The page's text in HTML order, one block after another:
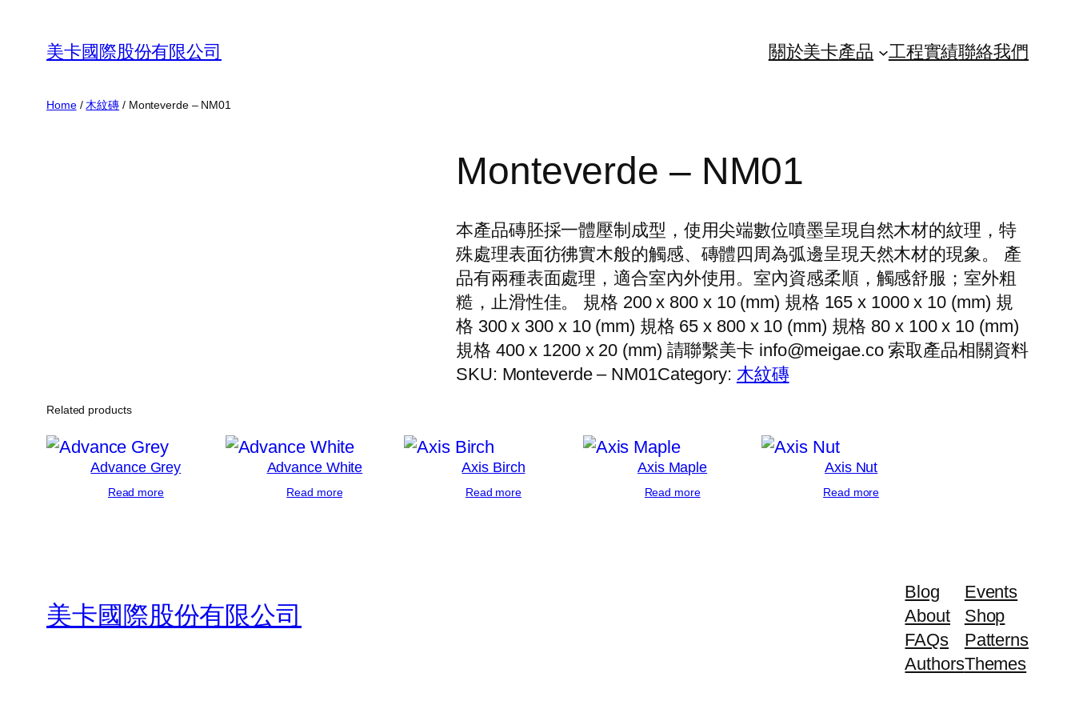
content
美卡國際股份有限公司 關於美卡產品 工程實績聯絡我們
Home/ 木紋磚 / Monteverde – NM01
Monteverde – NM01
本產品磚胚採一體壓制成型，使用尖端數位噴墨呈現自然木材的紋理，特
殊處理表面彷彿實木般的觸感、磚體四周為弧邊呈現天然木材的現象。 產
品有兩種表面處理，適合室內外使用。室內資感柔順，觸感舒服；室外粗
糙，止滑性佳。 規格 200 x 800 x 10 (mm) 規格 165 x 1000 x 10 (mm) 規
格 300 x 300 x 10 (mm) 規格 65 x 800 x 10 (mm) 規格 80 x 100 x 10 (mm)
規格 400 x 1200 x 20 (mm) 請聯繫美卡 info@meigae.co 索取產品相關資料
SKU: Monteverde – NM01Category: 木紋磚
Related products
Advance Grey
Read more
Advance White
Read more
Axis Birch
Read more
Axis Maple
Read more
Axis Nut
Read more
美卡國際股份有限公司
Blog
About
FAQs
Authors
Events
Shop
Patterns
Themes